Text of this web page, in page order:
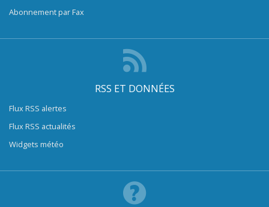
Abonnement par Fax
RSS ET DONNÉES
Flux RSS alertes
Flux RSS actualités
Widgets météo